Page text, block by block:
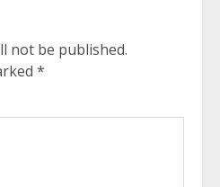
not be published.
*